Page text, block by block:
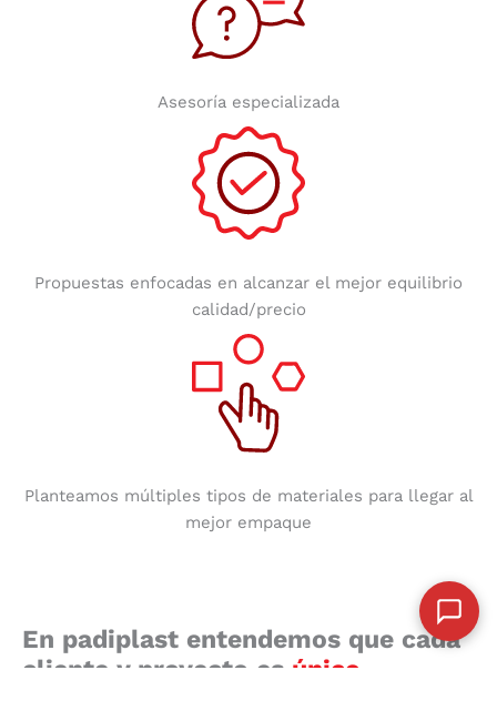
Asesoría especializada
Propuestas enfocadas en alcanzar el mejor equilibrio
calidad/precio
Planteamos múltiples tipos de materiales para llegar al
mejor empaque
En padiplast entendemos que cada
cliente y proyecto es único.